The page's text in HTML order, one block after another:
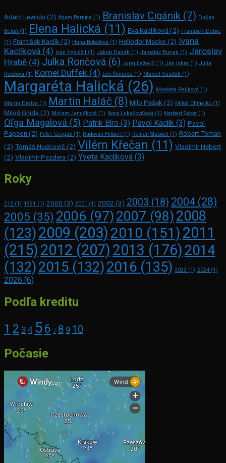
Adam Lewicki(2) Adam Pernica (1) Branislav Cigánik (7) Dušan
Beláň (1) Elena Halická (11) Eva Kaclíková (2) František Debre
(1) František Kaclík (2) Hana Bobáľová (1) Heliodor Macko (2) Ivana
Kaclíková (4) Ivan Vyslúžil (1) Jakub Dadák (1) Jaroslav Burian (1) Jaroslav
Hrabě (4) Julka Rončová (6) Juraj Ležovič (1) Ján Iskra (1) Júlia
Rončová (1) Kornel Duffek (4) Leo Šimurda (1) Marcel Vasiľák (1)
Margaréta Halická (26) Markéta Rejlková (1)
Martin Dratva (1) Martin Haláč (8) Milo Pešek (2) Miloš Chmelko (1)
Miloš Gnida (2) Miriam Janušková (1) Nora Lukačovičová (1) Norbert Sabat (1)
Oľga Magalová (5) Patrik Bíro (3) Pavol Kaclík (3) Pavol
Papson (2) Peter Greguš (1) Radovan Hilbert (1) Roman Slaboch (1) Róbert Toman
(2) Tomáš Hudcovič(2) Vilém Křečan (11) Vladimír Hebert
(2) Vladimír Pazdera (2) Yveta Kaclíková (3)
Roky
212 (1) 1991 (1) 2000 (3) 2001 (1) 2002 (3) 2003 (18) 2004 (28)
2005 (35) 2006 (97) 2007 (98) 2008
(123)2009 (203) 2010 (151) 2011
(215) 2012 (207) 2013 (176) 2014
(132)2015 (132)2016 (135) 2023 (1) 2024 (1)
2026 (6)
Podľa kreditu
1 2 3 4 56 7 8 9 10
Počasie